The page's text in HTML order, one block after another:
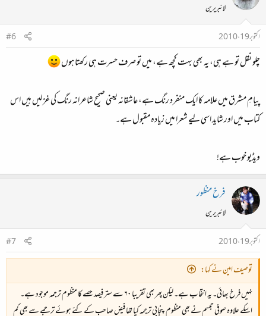
لائبریرین
اکتوبر 19، 2010
#6
چلو نقل تو ہے ہی، یہ بھی بہت کچھ ہے، میں تو صرف حسرت ہی رکھتا ہوں
پیامِ مشرق میں علامہ کا ایک منفرد رنگ ہے، عاشقانہ یعنی صحیح شاعرانہ رنگ کی غزلیں ہیں اس
کتاب میں اور شاید اسی لیے شعرا میں زیادہ مقبول ہے۔
ویڈیو خوب ہے!
فرخ منظور
لائبریرین
اکتوبر 19، 2010
#7
توصیف امین نے کہا:
نہیں فرخ بھائی۔ یہ انتخاب ہے۔ لیکن پھر بھی تقریبا ۶۰ سے ستر فیصد حصے کا منظوم ترجمہ موجود ہے۔
اسکے علاوہ صوفی تبسم نے بھی منظوم پنجابی ترجمہ کیا تھا فیض صاحب کے کئے ہوئے ترجمے سے بھی کم